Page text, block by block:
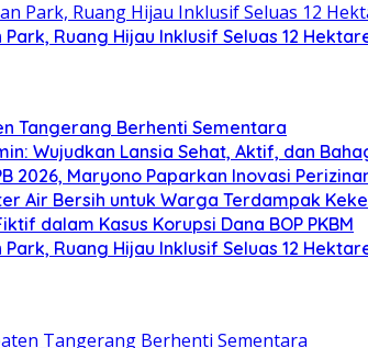
Ruang Hijau Inklusif Seluas 12
Tangerang Berhenti Sementara
Wujudkan Lansia Sehat, Aktif, dan
2026, Maryono Paparkan Inovasi
Air Bersih untuk Warga Terdampak
dalam Kasus Korupsi Dana BOP PKBM
Ruang Hijau Inklusif Seluas 12